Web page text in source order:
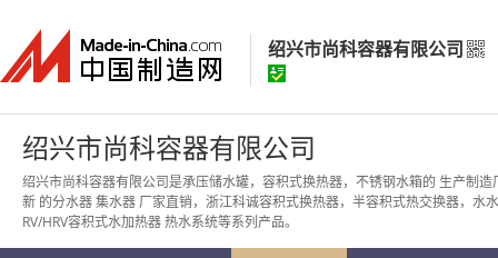
绍兴市尚科容器有限公司
绍兴市尚科容器有限公司
经营模式：生产制造
所在地区：浙江省 绍兴市
绍兴市尚科容器有限公司
绍兴市尚科容器有限公司是承压储水罐，容积式换热器，不锈钢水箱的 生产制
新 的分水器 集水器 厂家直销，浙江科诚容积式换热器，半容积式热交换器，水
RV/HRV容积式水加热器 热水系统等系列产品。